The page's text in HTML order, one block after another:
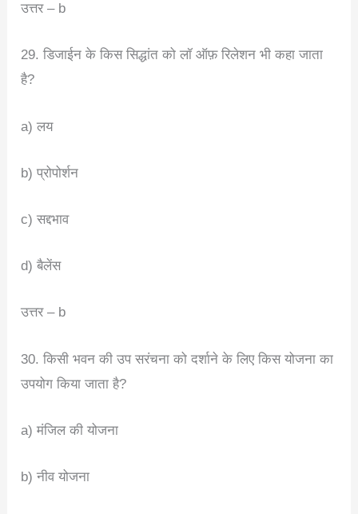
उत्तर – b
29. डिजाईन के किस सिद्धांत को लॉ ऑफ़ रिलेशन भी कहा जाता
है?
a) लय
b) प्रोपोर्शन
c) सद्दभाव
d) बैलेंस
उत्तर – b
30. किसी भवन की उप सरंचना को दर्शाने के लिए किस योजना का
उपयोग किया जाता है?
a) मंजिल की योजना
b) नीव योजना